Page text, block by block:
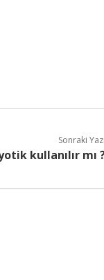
Sonraki
kullanılır mı